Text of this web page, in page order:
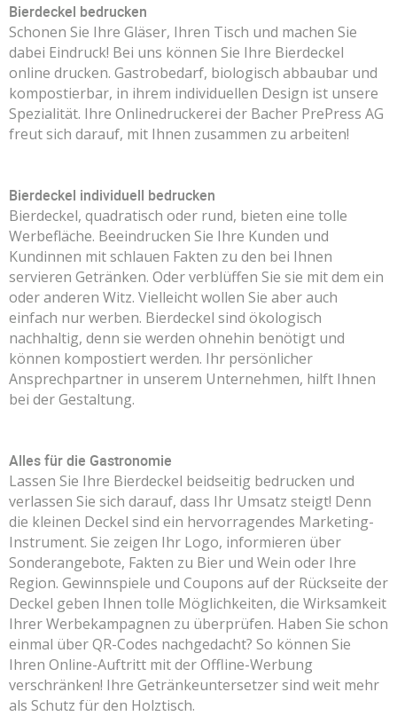
Bierdeckel bedrucken
Schonen Sie Ihre Gläser, Ihren Tisch und machen Sie
dabei Eindruck! Bei uns können Sie Ihre Bierdeckel
online drucken. Gastrobedarf, biologisch abbaubar und
kompostierbar, in ihrem individuellen Design ist unsere
Spezialität. Ihre Onlinedruckerei der Bacher PrePress AG
freut sich darauf, mit Ihnen zusammen zu arbeiten!
Bierdeckel individuell bedrucken
Bierdeckel, quadratisch oder rund, bieten eine tolle
Werbefläche. Beeindrucken Sie Ihre Kunden und
Kundinnen mit schlauen Fakten zu den bei Ihnen
servieren Getränken. Oder verblüffen Sie sie mit dem ein
oder anderen Witz. Vielleicht wollen Sie aber auch
einfach nur werben. Bierdeckel sind ökologisch
nachhaltig, denn sie werden ohnehin benötigt und
können kompostiert werden. Ihr persönlicher
Ansprechpartner in unserem Unternehmen, hilft Ihnen
bei der Gestaltung.
Alles für die Gastronomie
Lassen Sie Ihre Bierdeckel beidseitig bedrucken und
verlassen Sie sich darauf, dass Ihr Umsatz steigt! Denn
die kleinen Deckel sind ein hervorragendes Marketing-
Instrument. Sie zeigen Ihr Logo, informieren über
Sonderangebote, Fakten zu Bier und Wein oder Ihre
Region. Gewinnspiele und Coupons auf der Rückseite der
Deckel geben Ihnen tolle Möglichkeiten, die Wirksamkeit
Ihrer Werbekampagnen zu überprüfen. Haben Sie schon
einmal über QR-Codes nachgedacht? So können Sie
Ihren Online-Auftritt mit der Offline-Werbung
verschränken! Ihre Getränkeuntersetzer sind weit mehr
als Schutz für den Holztisch.